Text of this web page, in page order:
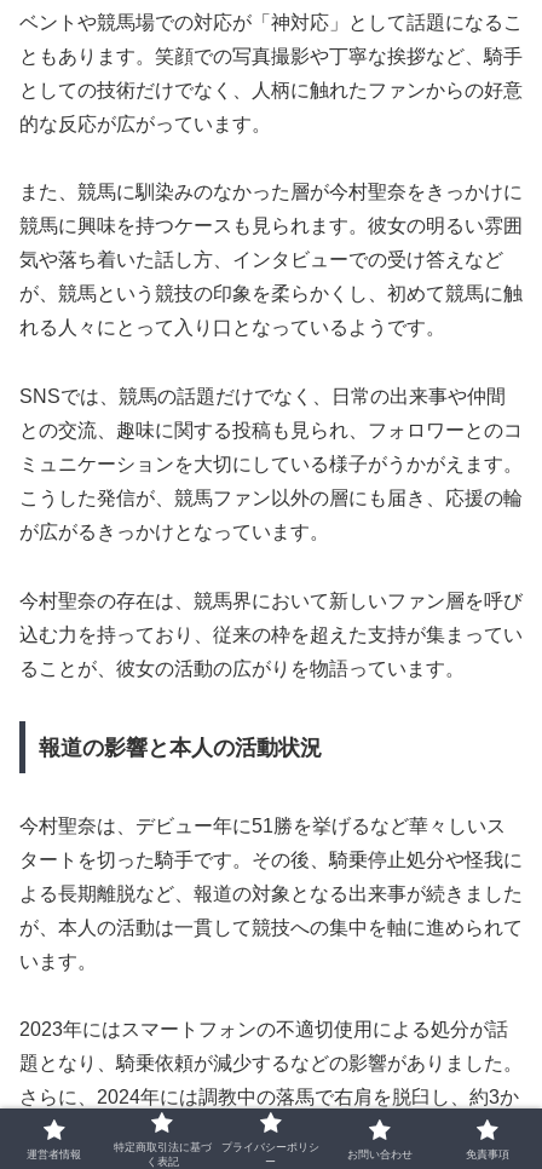
ベントや競馬場での対応が「神対応」として話題になるこ
ともあります。笑顔での写真撮影や丁寧な挨拶など、騎手
としての技術だけでなく、人柄に触れたファンからの好意
的な反応が広がっています。
また、競馬に馴染みのなかった層が今村聖奈をきっかけに
競馬に興味を持つケースも見られます。彼女の明るい雰囲
気や落ち着いた話し方、インタビューでの受け答えなど
が、競馬という競技の印象を柔らかくし、初めて競馬に触
れる人々にとって入り口となっているようです。
SNSでは、競馬の話題だけでなく、日常の出来事や仲間
との交流、趣味に関する投稿も見られ、フォロワーとのコ
ミュニケーションを大切にしている様子がうかがえます。
こうした発信が、競馬ファン以外の層にも届き、応援の輪
が広がるきっかけとなっています。
今村聖奈の存在は、競馬界において新しいファン層を呼び
込む力を持っており、従来の枠を超えた支持が集まってい
ることが、彼女の活動の広がりを物語っています。
報道の影響と本人の活動状況
今村聖奈は、デビュー年に51勝を挙げるなど華々しいス
タートを切った騎手です。その後、騎乗停止処分や怪我に
よる長期離脱など、報道の対象となる出来事が続きました
が、本人の活動は一貫して競技への集中を軸に進められて
います。
2023年にはスマートフォンの不適切使用による処分が話
題となり、騎乗依頼が減少するなどの影響がありました。
さらに、2024年には調教中の落馬で右肩を脱臼し、約3か
月の戦線離脱を余儀なくされました。復帰後も急性腰痛を
運営者情報
特定商取引法に基づ
く表記
プライバシーポリシ
ー
お問い合わせ 免責事項